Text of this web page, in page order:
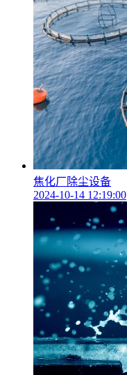
焦化厂除尘设备
2024-10-14 12:19:00